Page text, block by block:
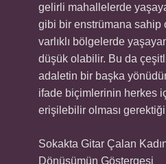
gelirli mahallelerde
gibi bir enstrümana sahip
varlıklı bölgelerde
düşük olabilir. Bu da
adaletin bir başka
ifade biçimlerinin herkes
erişilebilir olması
Sokakta Gitar Çalan
Dönüşümün Göstergesi